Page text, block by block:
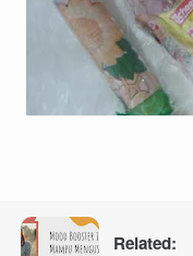
Related: